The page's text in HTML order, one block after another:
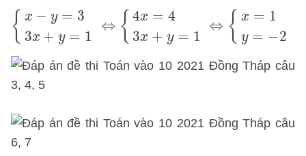
{ x − y = 3
3x + y = 1
⇔ { 4x = 4
3x + y = 1
⇔ { x = 1
y = −2
x +y 4 x + = 2